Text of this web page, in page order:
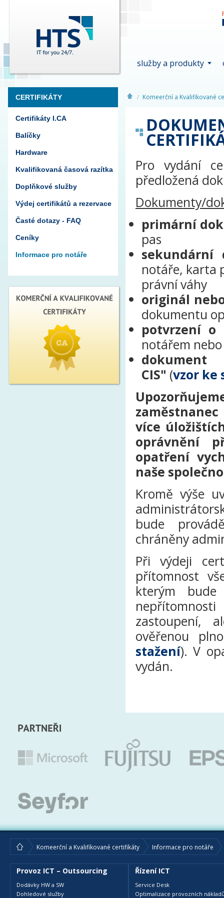
služby a produkty
CERTIFIKÁTY
Certifikáty I.CA
Balíčky
Hardware
Kvalifikovaná časová razítka
Doplňkové služby
Výdej certifikátů a rezervace
Časté dotazy - FAQ
Ceníky
Informace pro notáře
Komeerční a Kvalifikované
Pro vydání
předložená
Dokumenty/
primární
pas
notáře, karta
právní váhy
originál
dokumentu
potvrzení o
notářem
dokument
CIS" (vzor ke
více
oprávnění
opatření
naše
Kromě výše
bude
chráněny
Při výdeji
přítomnost
kterým
zastoupení,
ověřenou
stažení). V
vydán.
Komeerční a Kvalifikované certifikáty Informace pro notáře
Provoz ICT – Outsourcing
Dodávky HW a SW
Dohledové služby
Řízení ICT
Service Desk
Optimalizace provozních